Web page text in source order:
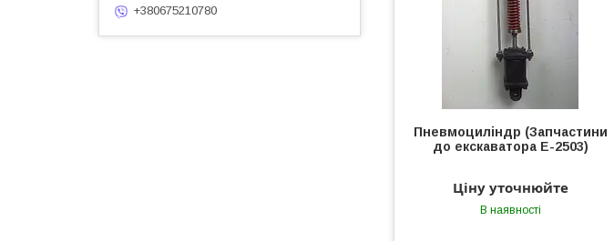
Пневмоциліндр (Запчастини
до екскаватора Е-2503)
Ціну уточнюйте
В наявності
+380675210780